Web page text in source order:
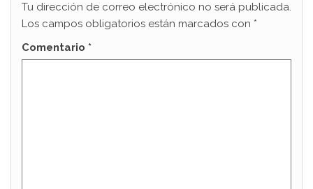
Tu dirección de correo electrónico no será publicada.
Los campos obligatorios están marcados con *
Comentario *